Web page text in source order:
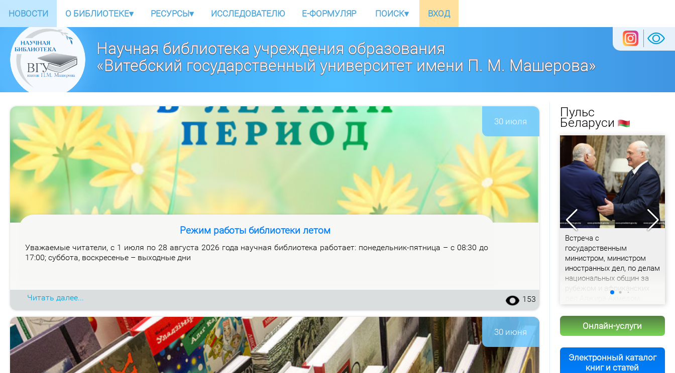
НОВОСТИ О БИБЛИОТЕКЕ▾ РЕСУРСЫ▾ ИССЛЕДОВАТЕЛЮ E-ФОРМУЛЯР ПОИСК▾ ВХОД
Научная библиотека учреждения образования
«Витебский государственный университет имени П. М. Машерова»
30 июля
Режим работы библиотеки летом
Ува­жа­е­мые чи­та­те­ли, с 1 июля по 28 ав­гу­ста 2026 го­да на­уч­ная биб­лио­те­ка ра­бо­та­ет: по­не­дель­ник-пят­ни­ца – с 08:30 до
17:00; суб­бо­та, вос­кре­се­нье – вы­ход­ные дни
Читать далее... 153
30 июня
Пульс
Беларуси
Витебского облисполкома
Встреча с
государственным
министром, министром
иностранных дел, по делам
национальных общин за
рубежом и африканских
Онлайн-услуги
Электронный каталог
книг и статей